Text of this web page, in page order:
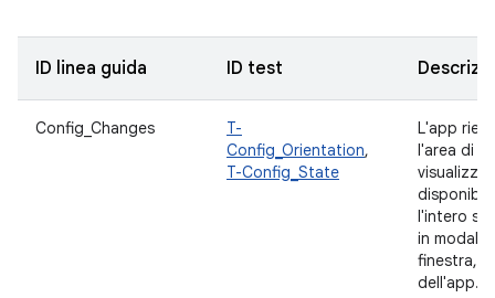
ID linea guida ID test
Config_Changes
T-
Config_Orientation,
T-Config_State
L'app
l'area di
l'intero
in
finestra,
dell'app. I